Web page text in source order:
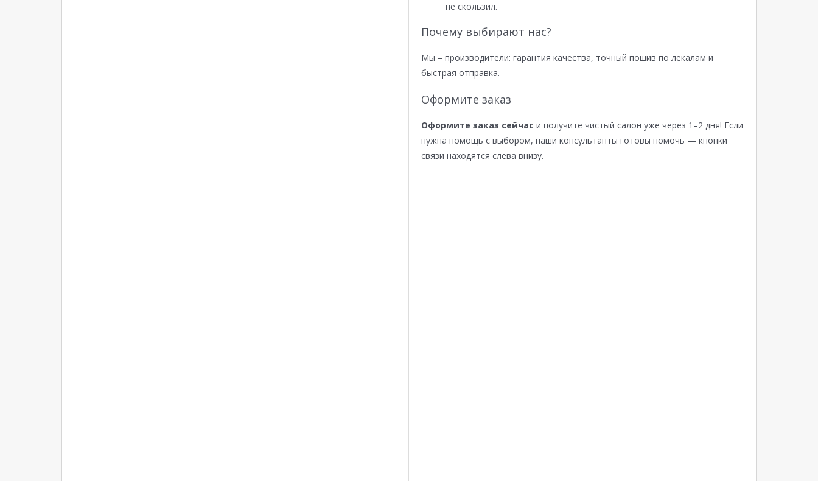
не скользил.
Почему выбирают нас?
Мы – производители: гарантия качества, точный пошив по лекалам и
быстрая отправка.
Оформите заказ
Оформите заказ сейчас и получите чистый салон уже через 1–2 дня! Если
нужна помощь с выбором, наши консультанты готовы помочь — кнопки
связи находятся слева внизу.